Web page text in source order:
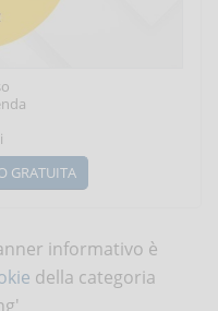
GRATUITA
informativo è
della categoria